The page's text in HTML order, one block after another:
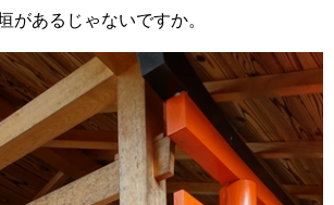
があるじゃないですか。